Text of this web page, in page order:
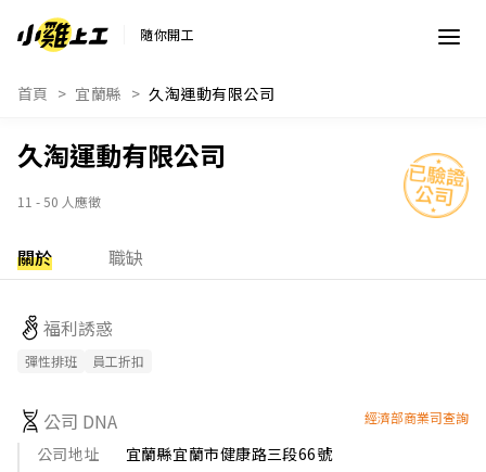
隨你開工
首頁 宜蘭縣 久淘運動有限公司
久淘運動有限公司
11 - 50 人應徵
關於 職缺
福利誘惑
彈性排班 員工折扣
公司 DNA 經濟部商業司查詢
公司地址
宜蘭縣宜蘭市健康路三段66號